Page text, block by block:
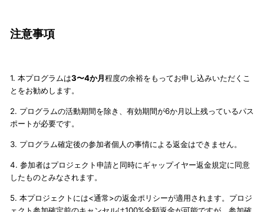
注意事項
1. 本プログラムは3〜4か月程度の余裕をもってお申し込みいただくこ
とをお勧めします。
2. プログラムの活動期間を除き、有効期間が6か月以上残っているパス
ポートが必要です。
3. プログラム確定後の参加者個人の事情による返金はできません。
4. 参加者はプロジェクト申請と同時にギャップイヤー返金規定に同意
したものとみなされます。
5. 本プロジェクトには<通常>の返金ポリシーが適用されます。プロジ